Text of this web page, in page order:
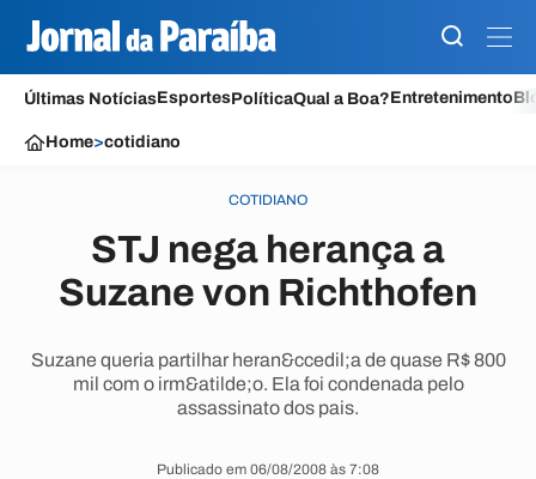
Últimas NotíciasEsportesPolíticaQual a Boa?Entretenimento
Home>cotidiano
COTIDIANO
STJ nega herança a
Suzane von Richthofen
Suzane queria partilhar heran&ccedil;a de quase R$ 800
mil com o irm&atilde;o. Ela foi condenada pelo
assassinato dos pais.
Publicado em 06/08/2008 às 7:08